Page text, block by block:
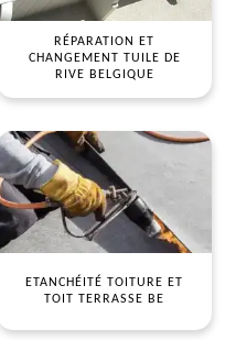
RÉPARATION ET
CHANGEMENT TUILE DE
RIVE BELGIQUE
ETANCHÉITÉ TOITURE ET
TOIT TERRASSE BE